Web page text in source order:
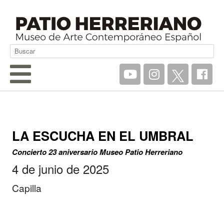
LA ESCUCHA EN EL UMBRAL
Concierto 23 aniversario Museo Patio Herreriano
4 de junio de 2025
Capilla